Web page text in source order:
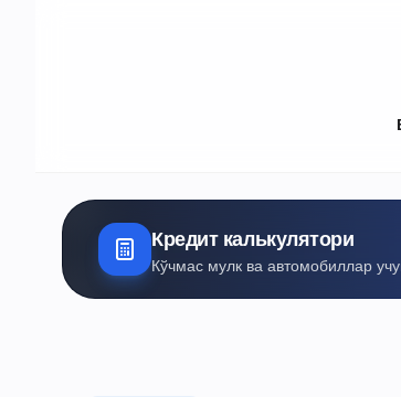
Кредит калькулятори
Кўчмас мулк ва автомобиллар